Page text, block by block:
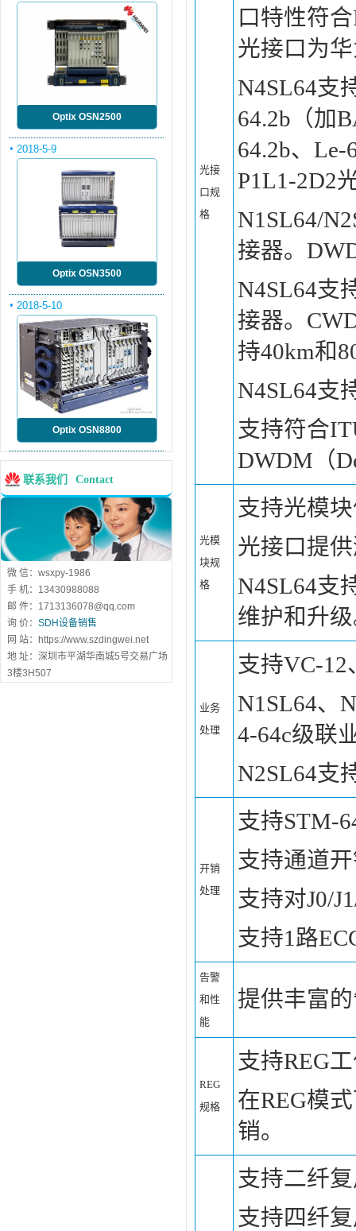
Optix OSN2500
2018-5-9
Optix OSN3500
2018-5-10
Optix OSN8800
联系我们 Contact
微 信：wsxpy-1986
手 机：13430988088
邮 件：1713136078@qq.com
询 价： SDH设备销售
网 站：https://www.szdingwei.net
地 址：深圳市平湖华南城5号交易广场
3楼3H507
光接
口规
格
口特性符
光接口为
N4SL64支
64.2b（加
64.2b、
P1L1-2D2
N1SL64/
接器。
N4SL64支
接器。
持40km和
N4SL64支
支持符合
DWDM（
光模
块规
格
支持光模
光接口提
N4SL64支
维护和升
业务
处理
支持VC-12
N1SL64、
4-64c级联
N2SL64支
开销
处理
支持STM-
支持通道
支持对J0/
支持1路
告警
和性
能
提供丰富
REG
规格
支持REG
在REG模
销。
支持二纤
支持四纤